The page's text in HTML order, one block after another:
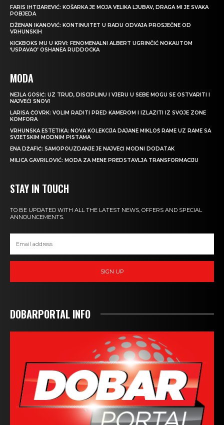
FARIS IHTIJAREVIĆ: KOŠARKA JE MOJA VELIKA LJUBAV, DRAGA MI JE SVAKA
POBJEDA
DŽENAN IKANOVIĆ: KONTINUITET U RADU ODVAJA PROSJEČNE OD
VRHUNSKIH
KICKBOKS MU U KRVI: FENOMENALNI ALBERT UGRINČIĆ NOKAUTOM
‘USPAVAO’ OSHANEA RUDDOCKA
MODA
NEJLA GOSIĆ: UZ TRUD, DISCIPLINU I VJERU U SEBE MOGU SE OSTVARITI I
NAJVEĆI SNOVI
LARISA ČOVRK: VOLIM RADITI PRED KAMEROM I IZLAZITI IZ SVOJE ZONE
KOMFORA
VRHUNSKA ESTETIKA: NOVA KOLEKCIJA DAJANE MIKLOŠ RAME UZ RAME SA
SVJETSKIM MODNIM PISTAMA
ENA DŽAFIĆ: SAMOPOUZDANJE JE NAJVEĆI MODNI DODATAK
MILICA GAVRILOVIĆ: MODA ZA MENE PREDSTAVLJA TRANSFORMACIJU
STAY IN TOUCH
TO BE UPDATED WITH ALL THE LATEST NEWS, OFFERS AND SPECIAL
ANNOUNCEMENTS.
SIGN UP
DOBARPORTAL INFO